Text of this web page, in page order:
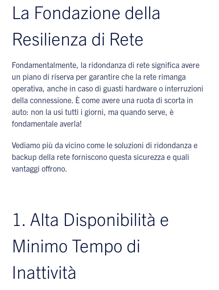
La Fondazione della
Resilienza di Rete
Fondamentalmente, la ridondanza di rete significa avere
un piano di riserva per garantire che la rete rimanga
operativa, anche in caso di guasti hardware o interruzioni
della connessione. È come avere una ruota di scorta in
auto: non la usi tutti i giorni, ma quando serve, è
fondamentale averla!
Vediamo più da vicino come le soluzioni di ridondanza e
backup della rete forniscono questa sicurezza e quali
vantaggi offrono.
1. Alta Disponibilità e
Minimo Tempo di
Inattività